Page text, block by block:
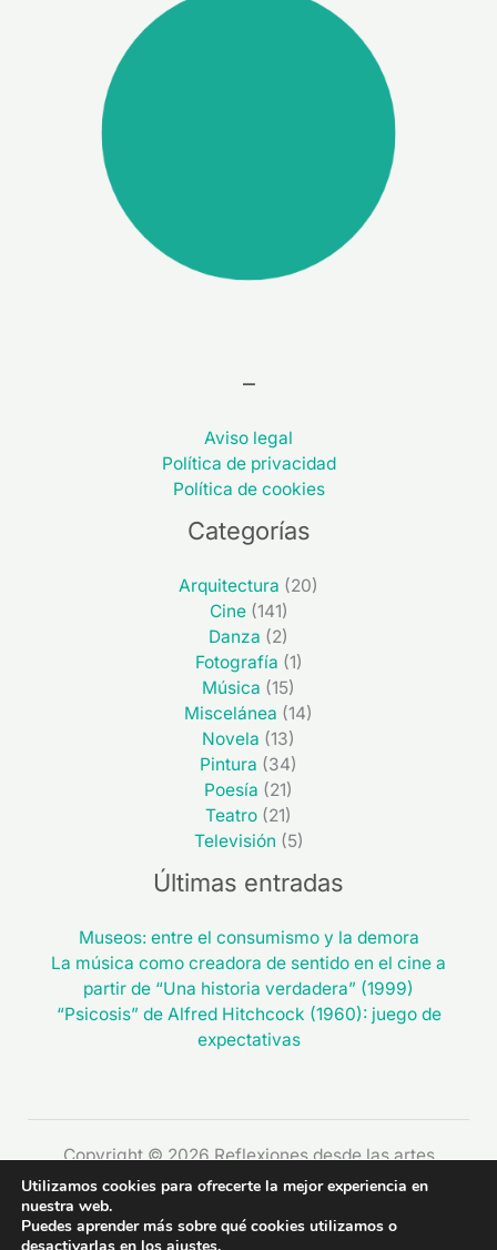
–
Aviso legal
Política de privacidad
Política de cookies
Categorías
Arquitectura (20)
Cine(141)
Danza (2)
Fotografía (1)
Música (15)
Miscelánea (14)
Novela (13)
Pintura (34)
Poesía (21)
Teatro (21)
Televisión (5)
Últimas entradas
Museos: entre el consumismo y la demora
La música como creadora de sentido en el cine a
partir de “Una historia verdadera” (1999)
“Psicosis” de Alfred Hitchcock (1960): juego de
expectativas
Copyright © 2026 Reflexiones desde las artes
Utilizamos cookies para ofrecerte la mejor experiencia en
nuestra web.
Puedes aprender más sobre qué cookies utilizamos o